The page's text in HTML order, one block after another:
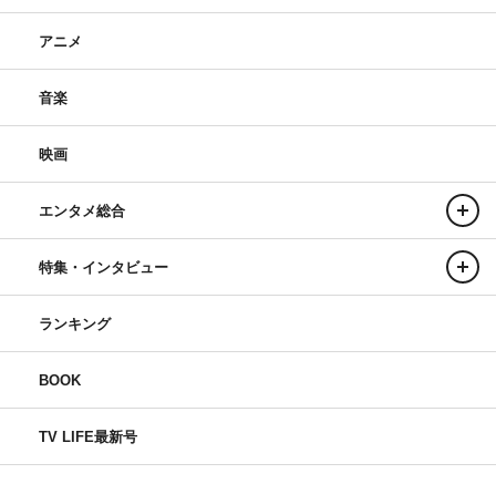
アニメ
音楽
映画
エンタメ総合
特集・インタビュー
ランキング
BOOK
TV LIFE最新号